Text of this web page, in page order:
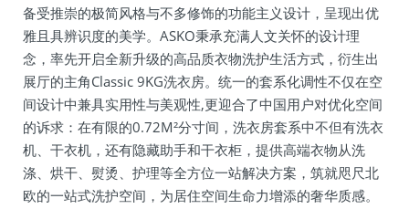
备受推崇的极简风格与不多修饰的功能主义设计，呈现出优
雅且具辨识度的美学。ASKO秉承充满人文关怀的设计理
念，率先开启全新升级的高品质衣物洗护生活方式，衍生出
展厅的主角Classic 9KG洗衣房。统一的套系化调性不仅在空
间设计中兼具实用性与美观性,更迎合了中国用户对优化空间
的诉求：在有限的0.72M²分寸间，洗衣房套系中不但有洗衣
机、干衣机，还有隐藏助手和干衣柜，提供高端衣物从洗
涤、烘干、熨烫、护理等全方位一站解决方案，筑就咫尺北
欧的一站式洗护空间，为居住空间生命力增添的奢华质感。